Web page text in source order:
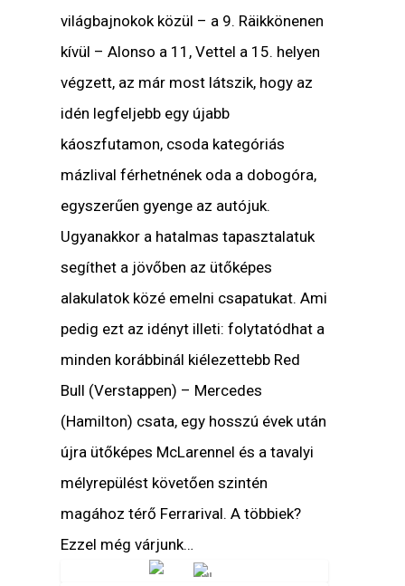
világbajnokok közül – a 9. Räikkönenen
kívül – Alonso a 11, Vettel a 15. helyen
végzett, az már most látszik, hogy az
idén legfeljebb egy újabb
káoszfutamon, csoda kategóriás
mázlival férhetnének oda a dobogóra,
egyszerűen gyenge az autójuk.
Ugyanakkor a hatalmas tapasztalatuk
segíthet a jövőben az ütőképes
alakulatok közé emelni csapatukat. Ami
pedig ezt az idényt illeti: folytatódhat a
minden korábbinál kiélezettebb Red
Bull (Verstappen) – Mercedes
(Hamilton) csata, egy hosszú évek után
újra ütőképes McLarennel és a tavalyi
mélyrepülést követően szintén
magához térő Ferrarival. A többiek?
Ezzel még várjunk…